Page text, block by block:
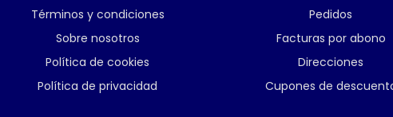
Términos y condiciones
Sobre nosotros
Política de cookies
Política de privacidad
Pedidos
Facturas por abono
Direcciones
Cupones de